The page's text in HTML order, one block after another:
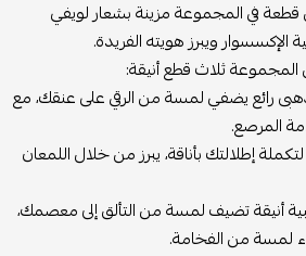
في المجموعة مزينة بشعار لويفي
ويبرز هويته الفريدة.
ثلاث قطع أنيقة:
رائع يضفي لمسة من الرقي على عنقك، مع
المرصع.
إطلالتك بأناقة، يبرز من خلال اللمعان
أنيقة تضيف لمسة من التألق إلى معصمك،
لمسة من الفخامة.